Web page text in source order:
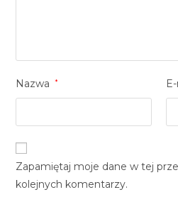
Nazwa *
Zapamiętaj moje dane w tej
kolejnych komentarzy.